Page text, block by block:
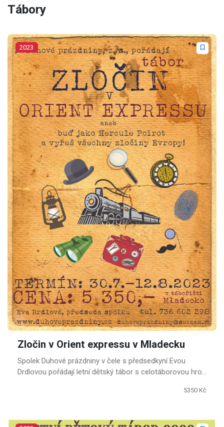
Tábory
2023
Zločin v Orient expressu v Mladecku
Spolek Duhové prázdniny v čele s předsedkyní Evou
Drdlovou pořádají letní dětský tábor s celotáborovou hrou
5350 Kč